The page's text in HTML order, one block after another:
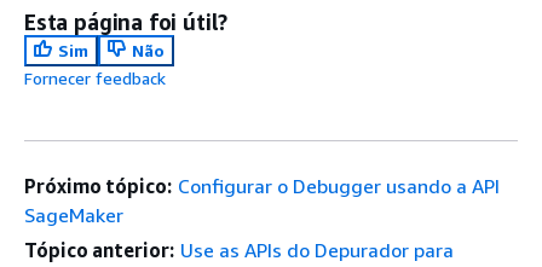
Esta página foi útil?
Sim
Não
Fornecer feedback
Próximo tópico: Configurar o Debugger usando a API
SageMaker
Tópico anterior: Use as APIs do Depurador para